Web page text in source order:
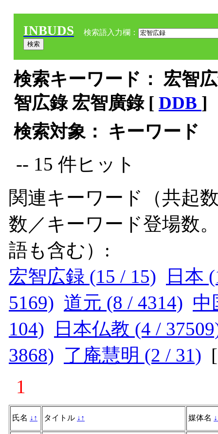
INBUDS 検索語入力欄：
検索キーワード： 宏智
智広錄 宏智廣錄 [ DDB ]
検索対象： キーワード
-- 15 件ヒット
関連キーワード（共起
数／キーワード登場数
語も含む）:
宏智広録 (15 / 15)
日本
5169) 道元 (8 / 4314) 中
104)
日本仏教 (4 /
3868) 了庵慧明 (2 / 31) [
1
氏名 ↓ ↑ タイトル ↓ ↑ 媒体名 ↓